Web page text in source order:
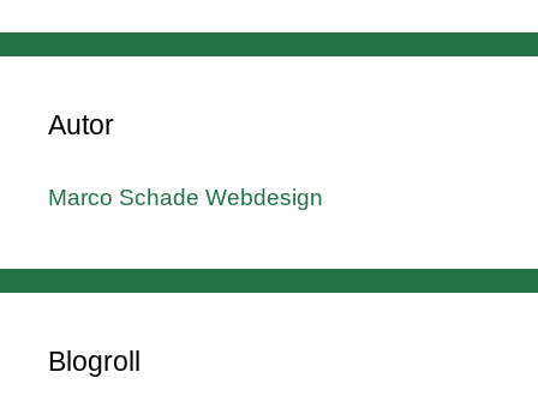
Autor
Marco Schade Webdesign
Blogroll